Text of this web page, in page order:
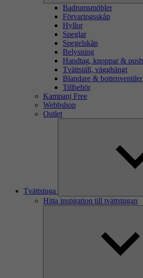
Badrumsmöbler
Förvaringsskåp
Hyllor
Speglar
Spegelskåp
Belysning
Handtag, knoppar & push
Tvättställ, vägghängt
Blandare & bottenventiler
Tillbehör
Kampanj Free
Webbshop
Outlet
Tvättstuga
Hitta inspiration till tvättstugan